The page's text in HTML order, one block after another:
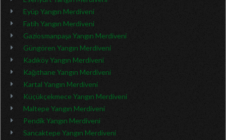
Eyüp Yangın Merdiveni
Fatih Yangın Merdiveni
Gaziosmanpaşa Yangın Merdiveni
Güngören Yangın Merdiveni
Kadıköy Yangın Merdiveni
Kağıthane Yangın Merdiveni
Kartal Yangın Merdiveni
Küçükçekmece Yangın Merdiveni
Maltepe Yangın Merdiveni
Pendik Yangın Merdiveni
Sancaktepe Yangın Merdiveni